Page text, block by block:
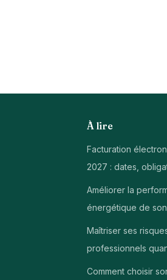
À lire
Facturation
2027 : dates,
Améliorer la
énergétique de
Maîtriser ses
professionnels
Comment choisir